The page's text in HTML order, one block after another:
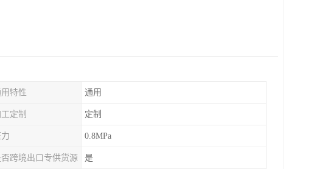
特性 通用
定制 定制
0.8MPa
否跨境出口专供货源 是